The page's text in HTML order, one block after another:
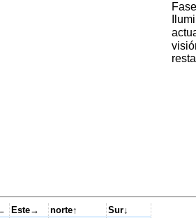
Este→ norte↑
Sur↓